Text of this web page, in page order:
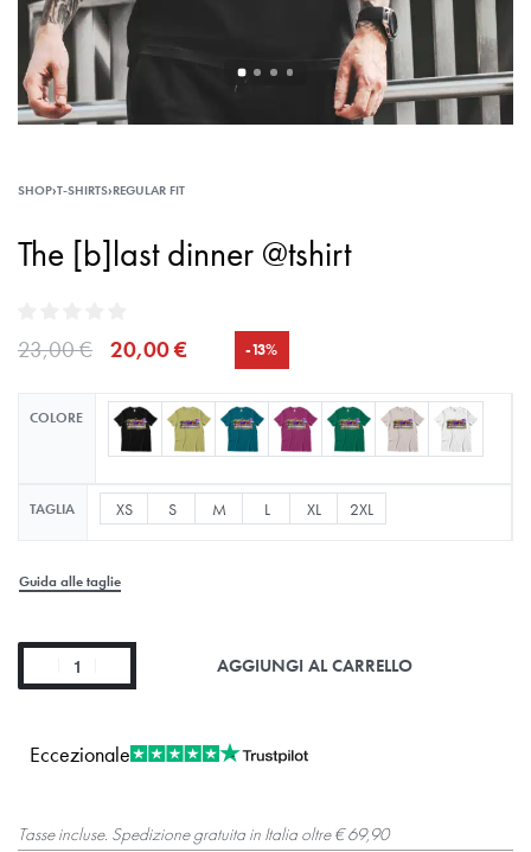
SHOP›T-SHIRTS›REGULAR FIT
The [b]last dinner @tshirt
23,00€ 20,00€ -13%
COLORE
TAGLIA XS S M L XL 2XL
Guida alle taglie
AGGIUNGI AL CARRELLO
Eccezionale
Tasse incluse. Spedizione gratuita in Italia oltre € 69,90